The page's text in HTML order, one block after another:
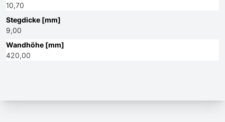
10,70
Stegdicke [mm]
9,00
Wandhöhe [mm]
420,00